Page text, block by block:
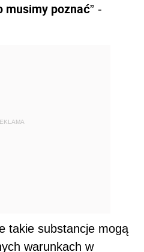
musimy poznać” -
takie substancje mogą
warunkach w